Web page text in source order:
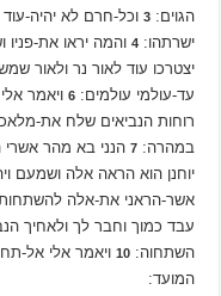
הגוים:3 וכל-חרם לא יהיה-
ישרתהו:4 והמה יראו את-
יצטרכו עוד לאור נר ולאור
עד-עולמי עולמים:6 ויאמר
רוחות הנביאים שלח את-
במהרה:7 הנני בא מהר
יוחנן הוא הראה אלה ושמעם
אשר-הראני את-אלה
עבד כמוך וחבר לך ולאחיך
השתחוה:10 ויאמר אלי אל-
המועד: